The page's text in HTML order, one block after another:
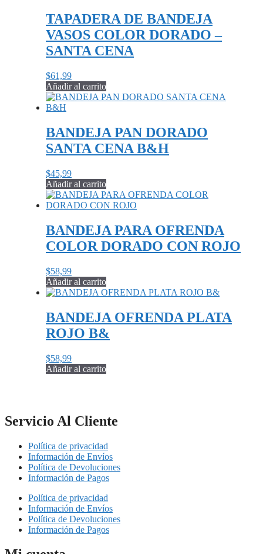
TAPADERA DE BANDEJA
VASOS COLOR DORADO –
SANTA CENA
$61,99
Añadir al carrito
BANDEJA PAN DORADO
SANTA CENA B&H
$45,99
Añadir al carrito
BANDEJA PARA OFRENDA
COLOR DORADO CON ROJO
$58,99
Añadir al carrito
BANDEJA OFRENDA PLATA
ROJO B&
$58,99
Añadir al carrito
Servicio Al Cliente
Política de privacidad
Información de Envíos
Política de Devoluciones
Información de Pagos
Política de privacidad
Información de Envíos
Política de Devoluciones
Información de Pagos